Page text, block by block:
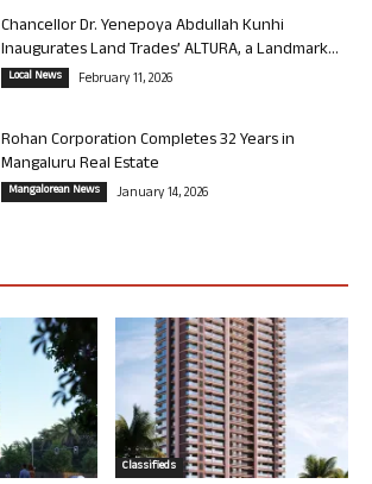
Chancellor Dr. Yenepoya Abdullah Kunhi
Inaugurates Land Trades’ ALTURA, a Landmark...
Local News February 11, 2026
Rohan Corporation Completes 32 Years in
Mangaluru Real Estate
Mangalorean News January 14, 2026
Classifieds